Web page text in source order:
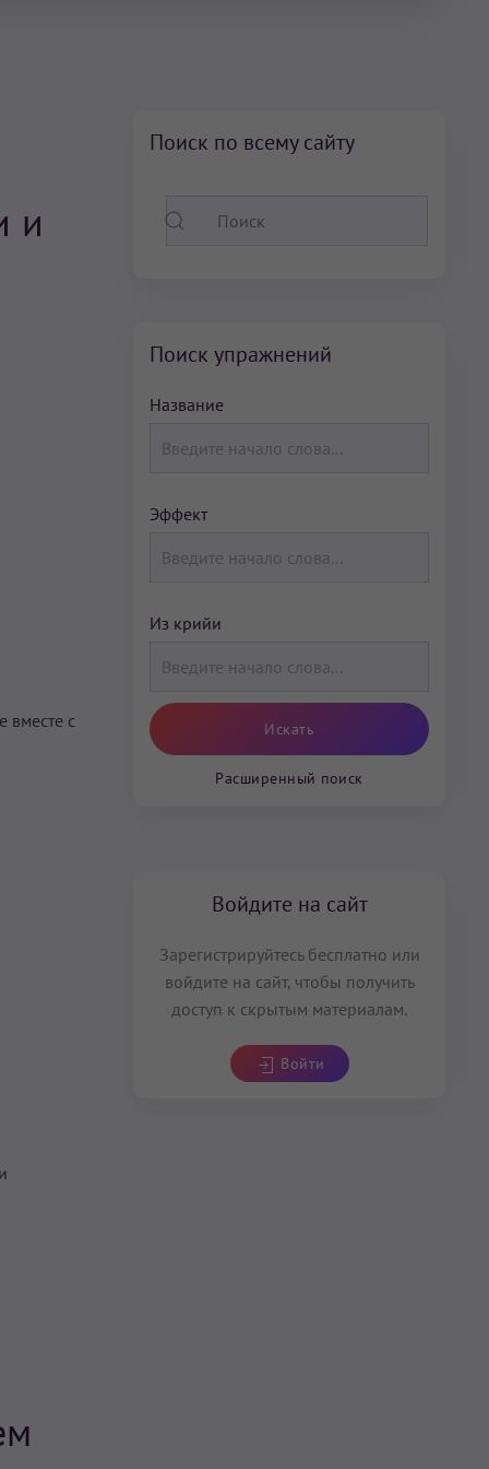
и
вместе с
Поиск по всему сайту
Поиск упражнений
Название
Эффект
Из крийи
Расширенный поиск
Войдите на сайт
Зарегистрируйтесь бесплатно или
войдите на сайт, чтобы получить
доступ к скрытым материалам.
Войти